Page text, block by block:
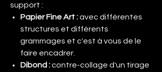
support :
Papier Fine Art :avec différentes
structures et différents
grammages et c'est à vous de le
faire encadrer.
Dibond :contre-collage d'un tirage